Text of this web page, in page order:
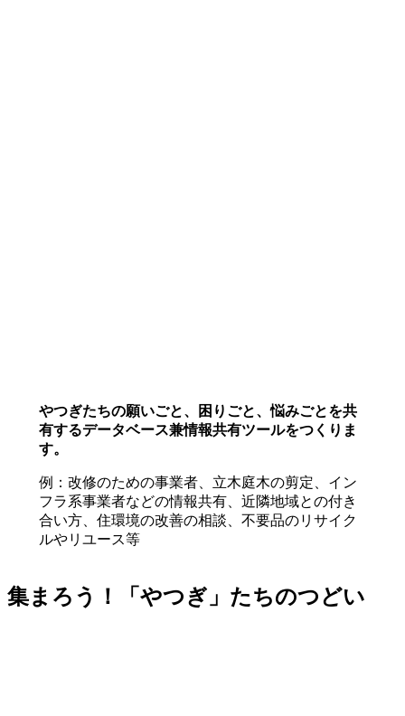
やつぎたちの願いごと、困りごと、悩みごとを共
有するデータベース兼情報共有ツールをつくりま
す。
例：改修のための事業者、立木庭木の剪定、イン
フラ系事業者などの情報共有、近隣地域との付き
合い方、住環境の改善の相談、不要品のリサイク
ルやリユース等
集まろう！「やつぎ」たちのつどい